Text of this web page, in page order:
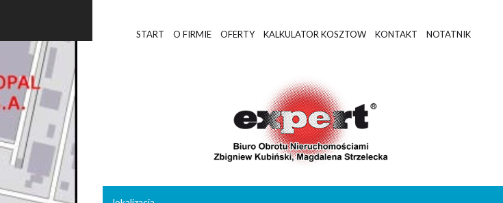
START O FIRMIE OFERTY KALKULATOR KOSZTOW KONTAKT NOTATNIK